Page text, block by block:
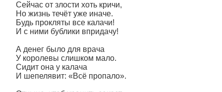
Сейчас от злости хоть кричи,
Но жизнь течёт уже иначе.
Будь прокляты все калачи!
И с ними бублики впридачу!
А денег было для врача
У королевы слишком мало.
Сидит она у калача
И шепелявит: «Всё пропало».